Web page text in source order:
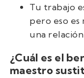
Tu trabajo
pero eso es
una
¿Cuál es el
maestro